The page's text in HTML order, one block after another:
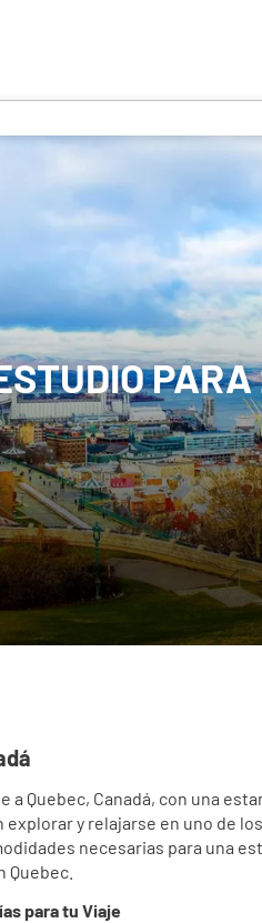
PARA
a Quebec, Canadá, con una
y relajarse en uno de
necesarias para una
para tu Viaje